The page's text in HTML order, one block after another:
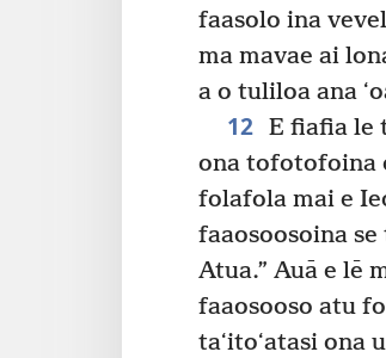
faasolo ina
ma mavae ai
a o tuliloa ana
12 E fiafia le
ona tofotofoina
folafola mai e
faaosoosoina se
Atua.” Auā e lē
faaosooso atu
taʻitoʻatasi ona